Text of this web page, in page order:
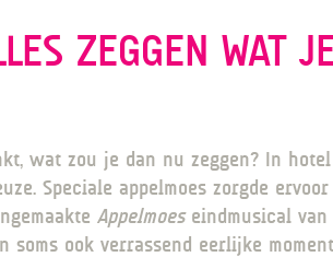
ZEGGEN WAT
wat zou je dan nu zeggen? In hotel
Speciale appelmoes zorgde
Appelmoes eindmusical van
soms ook verrassend eerlijke